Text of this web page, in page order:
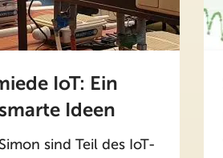
IoT: Ein
Ideen
sind Teil des IoT-